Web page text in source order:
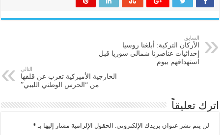
السابق
الأركان التركية: أبلغنا روسيا
إحداثيات عناصرنا شمالي سوريا قبل
استهدافهم بيوم
التالي
الخارجية الأميركية تعرب عن قلقها
من “الحرس الوطني الليبي”
اترك تعليقاً
لن يتم نشر عنوان بريدك الإلكتروني. الحقول الإلزامية مشار إليها بـ *